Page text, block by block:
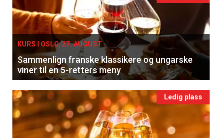
KURS I OSLO, 27. AUGUST
Sammenlign franske klassikere og ungarske
viner til en 5-retters meny
Ledig plass